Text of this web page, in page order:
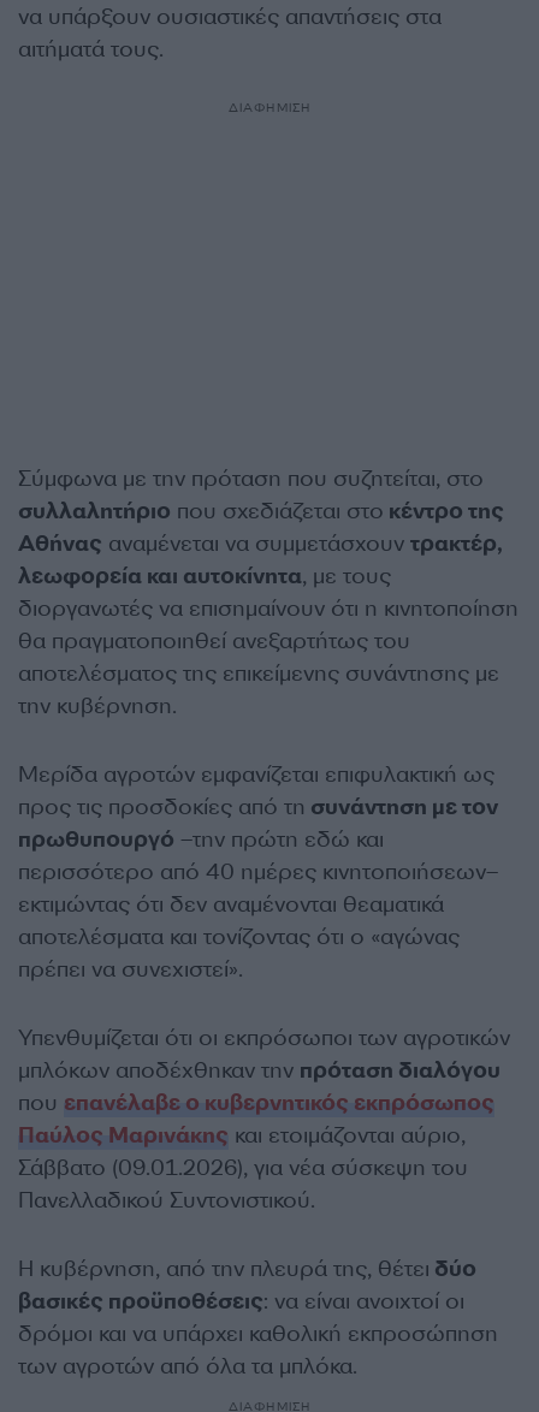
να υπάρξουν ουσιαστικές απαντήσεις στα
αιτήματά τους.
ΔΙΑΦΗΜΙΣΗ
Σύμφωνα με την πρόταση που συζητείται, στο
συλλαλητήριο που σχεδιάζεται στο κέντρο της
Αθήνας αναμένεται να συμμετάσχουν τρακτέρ,
λεωφορεία και αυτοκίνητα, με τους
διοργανωτές να επισημαίνουν ότι η κινητοποίηση
θα πραγματοποιηθεί ανεξαρτήτως του
αποτελέσματος της επικείμενης συνάντησης με
την κυβέρνηση.
Μερίδα αγροτών εμφανίζεται επιφυλακτική ως
προς τις προσδοκίες από τη συνάντηση με τον
πρωθυπουργό –την πρώτη εδώ και
περισσότερο από 40 ημέρες κινητοποιήσεων–
εκτιμώντας ότι δεν αναμένονται θεαματικά
αποτελέσματα και τονίζοντας ότι ο «αγώνας
πρέπει να συνεχιστεί».
Υπενθυμίζεται ότι οι εκπρόσωποι των αγροτικών
μπλόκων αποδέχθηκαν την πρόταση διαλόγου
που επανέλαβε ο κυβερνητικός εκπρόσωπος
Παύλος Μαρινάκης και ετοιμάζονται αύριο,
Σάββατο (09.01.2026), για νέα σύσκεψη του
Πανελλαδικού Συντονιστικού.
Η κυβέρνηση, από την πλευρά της, θέτει δύο
βασικές προϋποθέσεις: να είναι ανοιχτοί οι
δρόμοι και να υπάρχει καθολική εκπροσώπηση
των αγροτών από όλα τα μπλόκα.
ΔΙΑΦΗΜΙΣΗ